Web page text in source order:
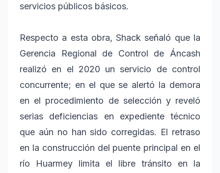
servicios públicos básicos.
Respecto a esta obra, Shack señaló que la
Gerencia Regional de Control de Áncash
realizó en el 2020 un servicio de control
concurrente; en el que se alertó la demora
en el procedimiento de selección y reveló
serias deficiencias en expediente técnico
que aún no han sido corregidas. El retraso
en la construcción del puente principal en el
río Huarmey limita el libre tránsito en la